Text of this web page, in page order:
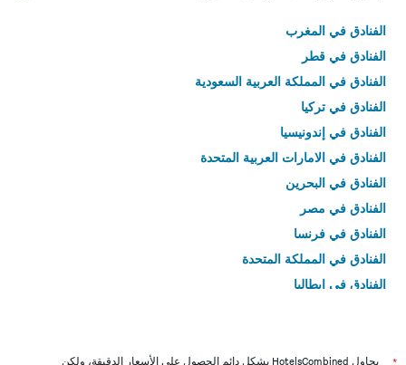
الفنادق في المغرب
الفنادق في قطر
الفنادق في المملكة العربية السعودية
الفنادق في تركيا
الفنادق في إندونيسيا
الفنادق في الامارات العربية المتحدة
الفنادق في البحرين
الفنادق في مصر
الفنادق في فرنسا
الفنادق في المملكة المتحدة
الفنادق في إيطاليا
يحاول HotelsCombined بشكل دائم الحصول على الأسعار الدقيقة، ولكن